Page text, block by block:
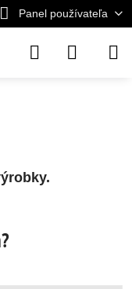
Panel používateľa